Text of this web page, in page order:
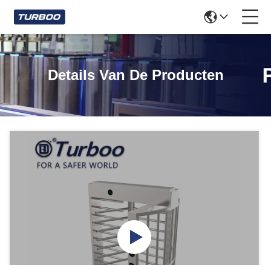
Details Van De Producten